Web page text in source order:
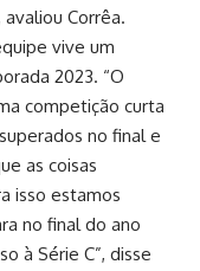
Corrêa.
vive um
2023. “O
competição curta
no final e
as coisas
isso estamos
no final do ano
à Série C”, disse